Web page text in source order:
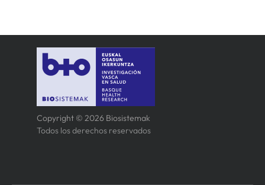
Copyright © 2026 Biosistemak
Todos los derechos reservados